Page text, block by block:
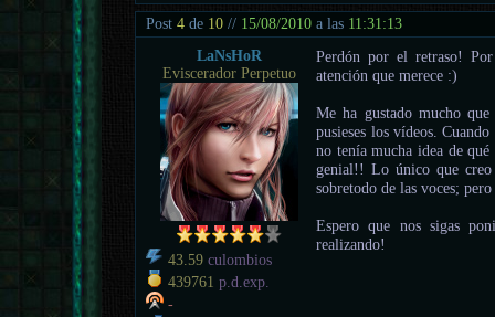
Post4 de 10 // 15/08/2010 a las 11:31:13
LaNsHoR
Eviscerador Perpetuo
43.59 culombios
439761 p.d.exp.
-
Perdón por el retraso!
atención que merece :)
Me ha gustado mucho
pusieses los vídeos.
no tenía mucha idea de
genial!! Lo único que
sobretodo de las voces;
Espero que nos sigas
realizando!